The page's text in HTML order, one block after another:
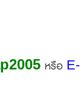
หรือ E-